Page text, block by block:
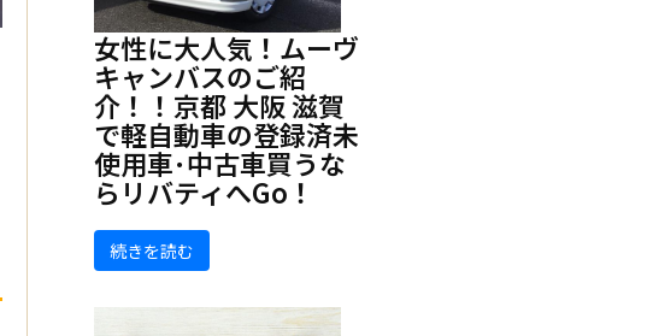
女性に大人気！ムーヴ
キャンバスのご紹
介！！京都 大阪 滋賀
で軽自動車の登録済未
使用車･中古車買うな
らリバティへGo！
続きを読む